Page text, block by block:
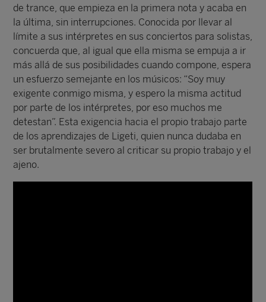
de trance, que empieza en la primera nota y acaba en
la última, sin interrupciones. Conocida por llevar al
límite a sus intérpretes en sus conciertos para solistas,
concuerda que, al igual que ella misma se empuja a ir
más allá de sus posibilidades cuando compone, espera
un esfuerzo semejante en los músicos: “Soy muy
exigente conmigo misma, y espero la misma actitud
por parte de los intérpretes, por eso muchos me
detestan”. Esta exigencia hacia el propio trabajo parte
de los aprendizajes de Ligeti, quien nunca dudaba en
ser brutalmente severo al criticar su propio trabajo y el
ajeno.